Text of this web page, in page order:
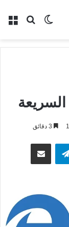
بحث الوضع
تيلقرام مشاركة عبر البريد